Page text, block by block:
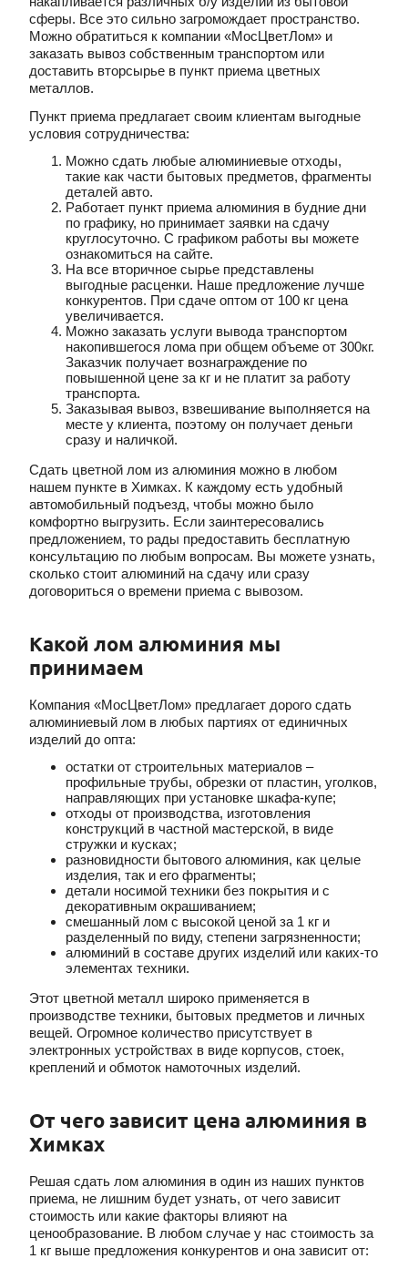
сферы. Все это сильно загромождает пространство.
Можно обратиться к компании «МосЦветЛом» и
заказать вывоз собственным транспортом или
доставить вторсырье в пункт приема цветных
металлов.
Пункт приема предлагает своим клиентам выгодные
условия сотрудничества:
Можно сдать любые алюминиевые отходы,
такие как части бытовых предметов, фрагменты
деталей авто.
Работает пункт приема алюминия в будние дни
по графику, но принимает заявки на сдачу
круглосуточно. С графиком работы вы можете
ознакомиться на сайте.
На все вторичное сырье представлены
выгодные расценки. Наше предложение лучше
конкурентов. При сдаче оптом от 100 кг цена
увеличивается.
Можно заказать услуги вывода транспортом
накопившегося лома при общем объеме от 300кг.
Заказчик получает вознаграждение по
повышенной цене за кг и не платит за работу
транспорта.
Заказывая вывоз, взвешивание выполняется на
месте у клиента, поэтому он получает деньги
сразу и наличкой.
Сдать цветной лом из алюминия можно в любом
нашем пункте в Химках. К каждому есть удобный
автомобильный подъезд, чтобы можно было
комфортно выгрузить. Если заинтересовались
предложением, то рады предоставить бесплатную
консультацию по любым вопросам. Вы можете узнать,
сколько стоит алюминий на сдачу или сразу
договориться о времени приема с вывозом.
Какой лом алюминия мы
принимаем
Компания «МосЦветЛом» предлагает дорого сдать
алюминиевый лом в любых партиях от единичных
изделий до опта:
остатки от строительных материалов –
профильные трубы, обрезки от пластин, уголков,
направляющих при установке шкафа-купе;
отходы от производства, изготовления
конструкций в частной мастерской, в виде
стружки и кусках;
разновидности бытового алюминия, как целые
изделия, так и его фрагменты;
детали носимой техники без покрытия и с
декоративным окрашиванием;
смешанный лом с высокой ценой за 1 кг и
разделенный по виду, степени загрязненности;
алюминий в составе других изделий или каких-то
элементах техники.
Этот цветной металл широко применяется в
производстве техники, бытовых предметов и личных
вещей. Огромное количество присутствует в
электронных устройствах в виде корпусов, стоек,
креплений и обмоток намоточных изделий.
От чего зависит цена алюминия в
Химках
Решая сдать лом алюминия в один из наших пунктов
приема, не лишним будет узнать, от чего зависит
стоимость или какие факторы влияют на
ценообразование. В любом случае у нас стоимость за
1 кг выше предложения конкурентов и она зависит от: